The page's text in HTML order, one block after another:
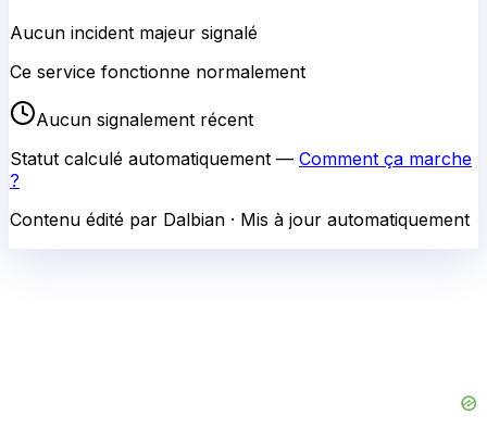
Aucun incident majeur signalé
Ce service fonctionne normalement
Aucun signalement récent
Statut calculé automatiquement — Comment ça marche
?
Contenu édité par Dalbian · Mis à jour automatiquement